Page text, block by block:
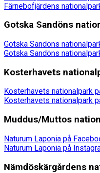
Färnebofjärdens
Gotska Sandöns
Gotska Sandöns
Gotska Sandöns
Kosterhavets
Kosterhavets nationalpark
Kosterhavets nationalpark
Muddus/Muttos
Naturum Laponia på
Naturum Laponia på
Nämdöskärgårdens